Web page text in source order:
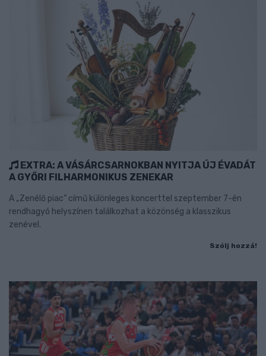
EXTRA: A VÁSÁRCSARNOKBAN NYITJA ÚJ ÉVADÁT
A GYŐRI FILHARMONIKUS ZENEKAR
A „Zenélő piac” című különleges koncerttel szeptember 7-én
rendhagyó helyszínen találkozhat a közönség a klasszikus
zenével.
Szólj hozzá!